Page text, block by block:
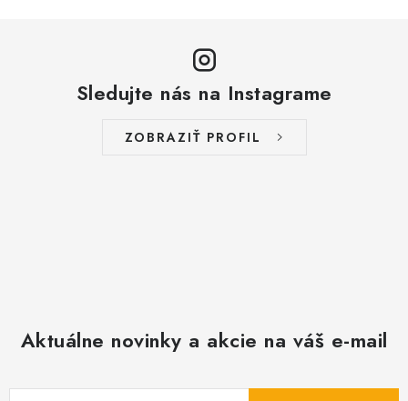
Sledujte nás na Instagrame
ZOBRAZIŤ PROFIL
Aktuálne novinky a akcie na váš e-mail